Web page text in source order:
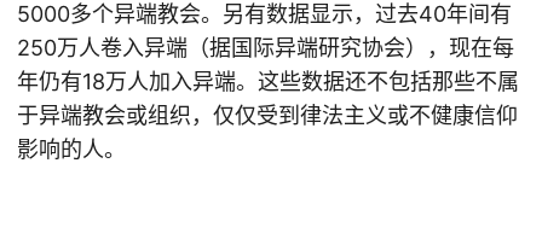
5000多个异端教会。另有数据显示，过去40年间有
250万人卷入异端（据国际异端研究协会），现在每
年仍有18万人加入异端。这些数据还不包括那些不属
于异端教会或组织，仅仅受到律法主义或不健康信仰
影响的人。